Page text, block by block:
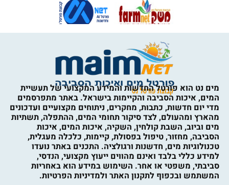
מים נט הוא פורטל החדשות והמידע המקצועי של תעשיית
המים, איכות הסביבה והקיימות בישראל. באתר מתפרסמים
מדי יום חדשות, כתבות, מחקרים, ניתוחים מקצועיים ועדכונים
מהארץ ומהעולם, לצד סיקור תחומי המים, ההתפלה, תשתיות
מים וביוב, השבת קולחין, השקיה, איכות המים, איכות
הסביבה, מחזור, טיפול בפסולת, קיימות, כלכלה מעגלית,
טכנולוגיות מים, חדשנות ורגולציה. התכנים באתר נועדו
למידע כללי בלבד ואינם מהווים ייעוץ מקצועי, הנדסי,
סביבתי, משפטי או אחר. השימוש במידע הוא באחריות
המשתמש ובכפוף לתקנון האתר ולמדיניות הפרטיות.